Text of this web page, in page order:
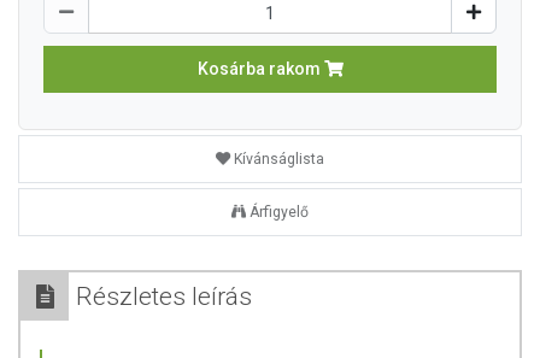
Kosárba rakom
Kívánságlista
Árfigyelő
Részletes leírás